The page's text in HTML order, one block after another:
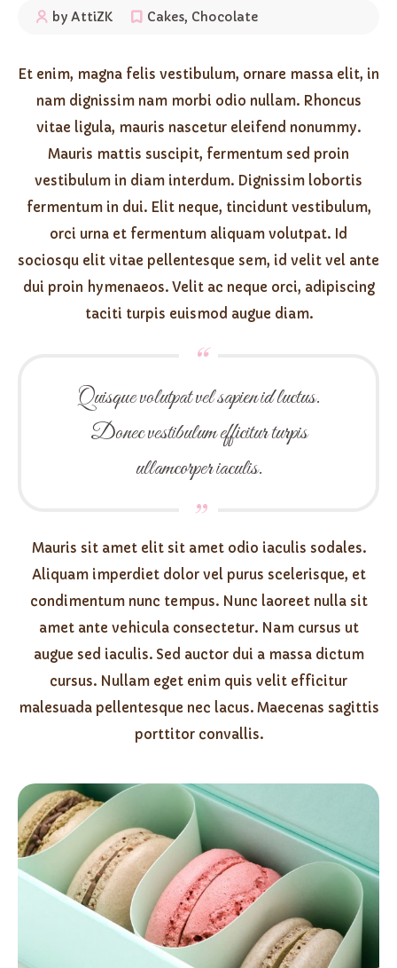
by AttiZK Cakes, Chocolate
Et enim, magna felis vestibulum, ornare massa elit, in
nam dignissim nam morbi odio nullam. Rhoncus
vitae ligula, mauris nascetur eleifend nonummy.
Mauris mattis suscipit, fermentum sed proin
vestibulum in diam interdum. Dignissim lobortis
fermentum in dui. Elit neque, tincidunt vestibulum,
orci urna et fermentum aliquam volutpat. Id
sociosqu elit vitae pellentesque sem, id velit vel ante
dui proin hymenaeos. Velit ac neque orci, adipiscing
taciti turpis euismod augue diam.
Quisque volutpat vel sapien id luctus.
Donec vestibulum efficitur turpis
ullamcorper iaculis.
Mauris sit amet elit sit amet odio iaculis sodales.
Aliquam imperdiet dolor vel purus scelerisque, et
condimentum nunc tempus. Nunc laoreet nulla sit
amet ante vehicula consectetur. Nam cursus ut
augue sed iaculis. Sed auctor dui a massa dictum
cursus. Nullam eget enim quis velit efficitur
malesuada pellentesque nec lacus. Maecenas sagittis
porttitor convallis.